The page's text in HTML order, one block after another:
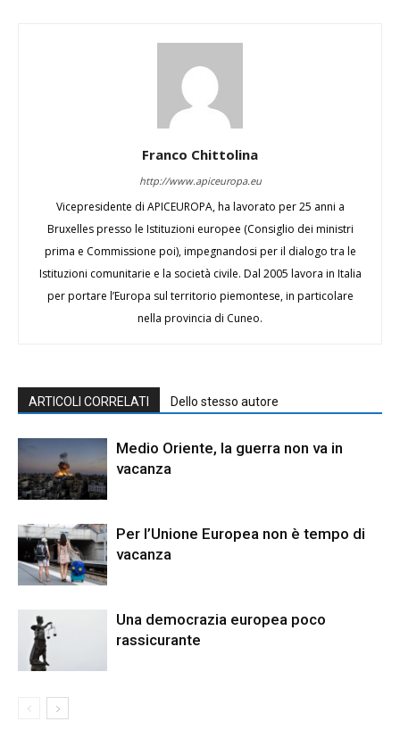
Franco Chittolina
http://www.apiceuropa.eu
Vicepresidente di APICEUROPA, ha lavorato per 25 anni a
Bruxelles presso le Istituzioni europee (Consiglio dei ministri
prima e Commissione poi), impegnandosi per il dialogo tra le
Istituzioni comunitarie e la società civile. Dal 2005 lavora in Italia
per portare l’Europa sul territorio piemontese, in particolare
nella provincia di Cuneo.
ARTICOLI CORRELATI Dello stesso autore
Medio Oriente, la guerra non va in
vacanza
Per l’Unione Europea non è tempo di
vacanza
Una democrazia europea poco
rassicurante